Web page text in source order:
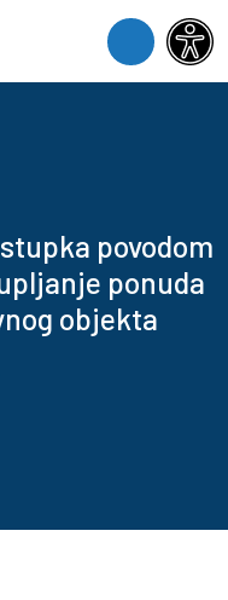
Menu
povodom
ponuda
objekta